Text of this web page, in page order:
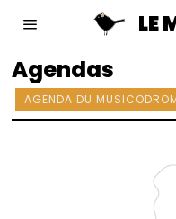
LE
Agendas
AGENDA DU